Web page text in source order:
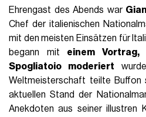
Ehrengast des Abends war
Chef der italienischen
mit den meisten Einsätzen für
begann mit einem
Spogliatoio moderiert
Weltmeisterschaft teilte Buffon
aktuellen Stand der
Anekdoten aus seiner illustren